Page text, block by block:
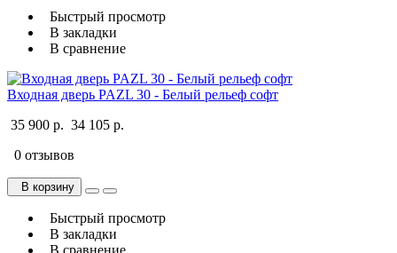
Быстрый просмотр
В закладки
В сравнение
Входная дверь PAZL 30 - Белый рельеф софт
35 900 р. 34 105 р.
0 отзывов
В корзину
Быстрый просмотр
В закладки
В сравнение